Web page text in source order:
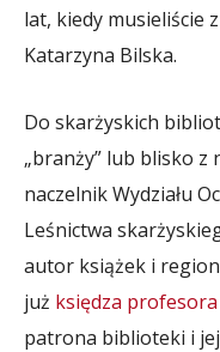
lat, kiedy musieliście
Katarzyna Bilska.
Do skarżyskich
„branży” lub blisko z
naczelnik Wydziału
Leśnictwa
autor książek i
już księdza profesora
patrona biblioteki i